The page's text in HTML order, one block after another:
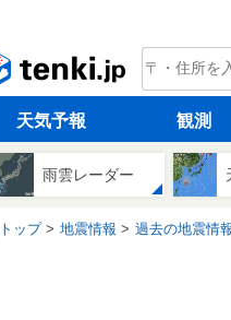
tenki.jp
天気予報 観測
雨雲レーダー
トップ 地震情報 過去の地震情